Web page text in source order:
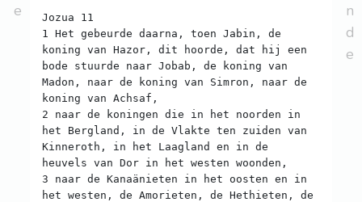
e
Jozua 11
1 Het gebeurde daarna, toen Jabin, de
koning van Hazor, dit hoorde, dat hij een
bode stuurde naar Jobab, de koning van
Madon, naar de koning van Simron, naar de
koning van Achsaf,
2 naar de koningen die in het noorden in
het Bergland, in de Vlakte ten zuiden van
Kinneroth, in het Laagland en in de
heuvels van Dor in het westen woonden,
3 naar de Kanaänieten in het oosten en in
het westen, de Amorieten, de Hethieten, de
n
d
e